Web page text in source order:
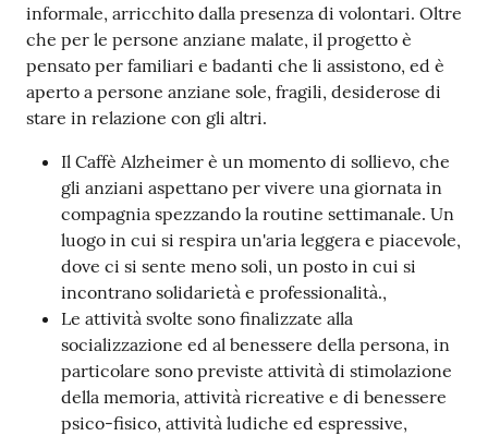
informale, arricchito dalla presenza di volontari. Oltre
che per le persone anziane malate, il progetto è
pensato per familiari e badanti che li assistono, ed è
aperto a persone anziane sole, fragili, desiderose di
stare in relazione con gli altri.
Il Caffè Alzheimer è un momento di sollievo, che
gli anziani aspettano per vivere una giornata in
compagnia spezzando la routine settimanale. Un
luogo in cui si respira un'aria leggera e piacevole,
dove ci si sente meno soli, un posto in cui si
incontrano solidarietà e professionalità.,
Le attività svolte sono finalizzate alla
socializzazione ed al benessere della persona, in
particolare sono previste attività di stimolazione
della memoria, attività ricreative e di benessere
psico-fisico, attività ludiche ed espressive,